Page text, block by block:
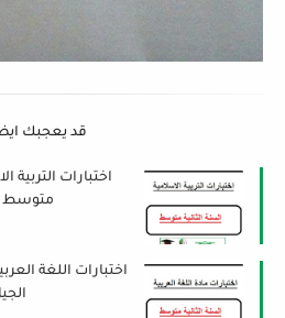
قد يعجبك
اختبارات التربية
متوسط
اختبارات اللغة